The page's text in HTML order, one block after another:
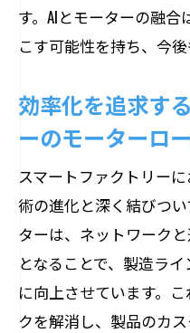
す。AIとモーターの融
こす可能性を持ち、今
効率化を追求す
ーのモーターロ
スマートファクトリー
術の進化と深く結びつ
ターは、ネットワーク
となることで、製造ラ
に向上させています。
クを解消し、製品のカ